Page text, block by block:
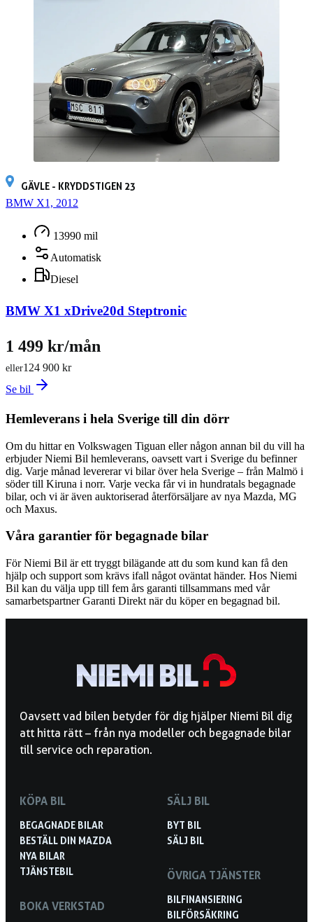
GÄVLE - KRYDDSTIGEN 23
BMW X1, 2012
13990 mil
Automatisk
Diesel
BMW X1 xDrive20d Steptronic
124 900 kr
eller
1 499 kr/mån
Se bil
Hemleverans i hela Sverige till din dörr
Om du hittar en Volkswagen Tiguan eller någon annan bil du vill ha
erbjuder Niemi Bil hemleverans, oavsett vart i Sverige du befinner
dig. Varje månad levererar vi bilar över hela Sverige – från Malmö i
söder till Kiruna i norr. Varje vecka får vi in hundratals begagnade
bilar, och vi är även auktoriserad återförsäljare av nya Mazda, MG
och Maxus.
Våra garantier för begagnade bilar
För Niemi Bil är ett tryggt bilägande att du som kund kan få den
hjälp och support som krävs ifall något oväntat händer. Hos Niemi
Bil kan du välja upp till fem års garanti tillsammans med vår
samarbetspartner Garanti Direkt när du köper en begagnad bil.
Oavsett vad bilen betyder för dig hjälper Niemi Bil dig
att hitta rätt – från nya modeller och begagnade bilar
till service och reparation.
KÖPA BIL
BEGAGNADE BILAR
BESTÄLL DIN MAZDA
NYA BILAR
TJÄNSTEBIL
BOKA VERKSTAD
SÄLJ BIL
BYT BIL
SÄLJ BIL
ÖVRIGA TJÄNSTER
BILFINANSIERING
BILFÖRSÄKRING